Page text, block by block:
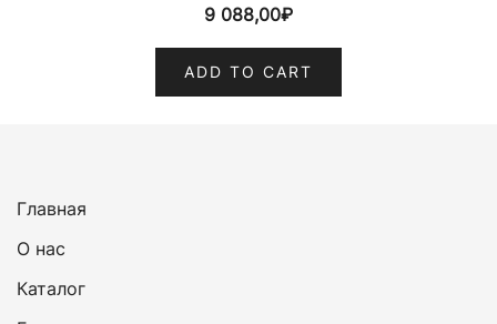
9 088,00₽
ADD TO CART
Главная
О нас
Каталог